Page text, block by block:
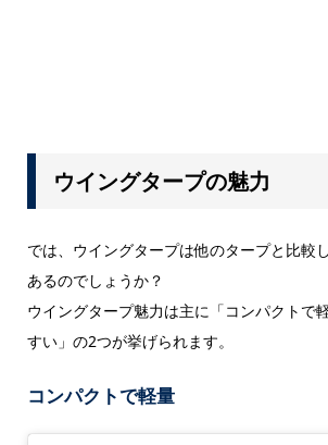
ウイングタープの魅力
では、ウイングタープは他のタープと比較
あるのでしょうか？
ウイングタープ魅力は主に「コンパクトで
すい」の2つが挙げられます。
コンパクトで軽量